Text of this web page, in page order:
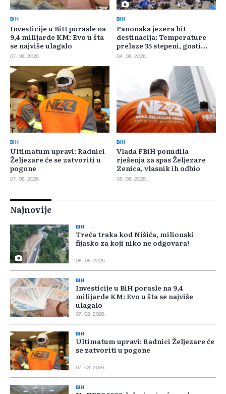
BIH
Investicije u BiH porasle na
9,4 milijarde KM: Evo u šta
se najviše ulagalo
07. 08. 2026.
BIH
Panonska jezera hit
destinacija: Temperature
prelaze 35 stepeni, gosti
pristižu iz cijele regije
04. 08. 2026.
BIH
Ultimatum upravi: Radnici
Željezare će se zatvoriti u
pogone
07. 08. 2026.
BIH
Vlada FBiH ponudila
rješenja za spas Željezare
Zenica, vlasnik ih odbio
05. 08. 2026.
Najnovije
BIH
Treća traka kod Nišića, milionski
fijasko za koji niko ne odgovara!
08. 08. 2026.
BIH
Investicije u BiH porasle na 9,4
milijarde KM: Evo u šta se najviše
ulagalo
07. 08. 2026.
BIH
Ultimatum upravi: Radnici Željezare će
se zatvoriti u pogone
07. 08. 2026.
BIH